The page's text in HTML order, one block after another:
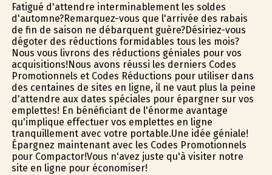
Fatigué d'attendre interminablement les soldes
d'automne?Remarquez-vous que l'arrivée des rabais
de fin de saison ne débarquent guère?Désiriez-vous
dégoter des réductions formidables tous les mois?
Nous vous livrons des réductions géniales pour vos
acquisitions!Nous avons réussi les derniers Codes
Promotionnels et Codes Réductions pour utiliser dans
des centaines de sites en ligne, il ne vaut plus la peine
d'attendre aux dates spéciales pour épargner sur vos
emplettes! En bénéficiant de l'énorme avantage
qu'implique effectuer vos emplettes en ligne
tranquillement avec votre portable.Une idée géniale!
Épargnez maintenant avec les Codes Promotionnels
pour Compactor!Vous n'avez juste qu'à visiter notre
site en ligne pour économiser!